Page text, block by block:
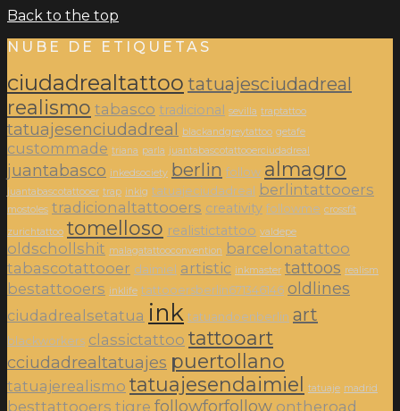
Back to the top
NUBE DE ETIQUETAS
ciudadrealtattoo tatuajesciudadreal
realismo tabasco tradicional sevilla traptattoo
tatuajesenciudadreal blackandgreytattoo getafe
custommade triana parla juantabascotattooerciudadreal
juantabasco inkedsociety berlin follow almagro
juantabascotattooer trap inkig tatuajeciudadreal berlintattooers
mostoles tradicionaltattooers creativity followme crossfit
zurichtattoo tomelloso realistictattoo valdepe
oldschollshit malagatattooconvention
barcelonatattoo
tabascotattooer daimiel artistic inkmaster tattoos realism
bestattooers inklife tattooersberlin671346146 oldlines
ciudadrealsetatua ink tatuandoenberlin art
blackworkers classictattoo tattooart
cciudadrealtatuajes puertollano
tatuajerealismo tatuajesendaimiel tatuaje madrid
besttattooers tigre followforfollow ontheroad